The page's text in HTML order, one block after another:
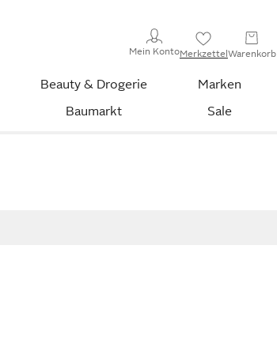
Mein KontoMerkzettelWarenkorb
Beauty & Drogerie
Marken
Baumarkt Sale